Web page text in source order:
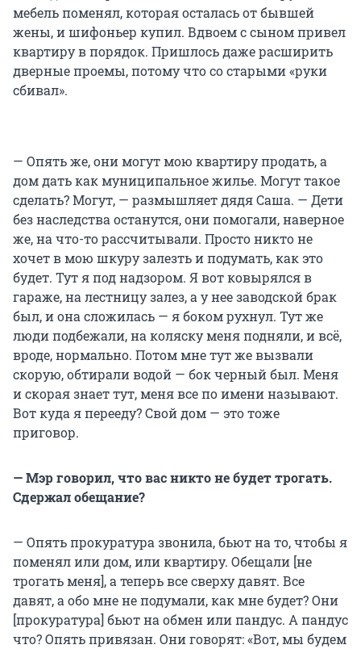
мебель поменял, которая осталась от бывшей
жены, и шифоньер купил. Вдвоем с сыном привел
квартиру в порядок. Пришлось даже расширить
дверные проемы, потому что со старыми «руки
сбивал».
— Опять же, они могут мою квартиру продать, а
дом дать как муниципальное жилье. Могут такое
сделать? Могут, — размышляет дядя Саша. — Дети
без наследства останутся, они помогали, наверное
же, на что-то рассчитывали. Просто никто не
хочет в мою шкуру залезть и подумать, как это
будет. Тут я под надзором. Я вот ковырялся в
гараже, на лестницу залез, а у нее заводской брак
был, и она сложилась — я боком рухнул. Тут же
люди подбежали, на коляску меня подняли, и всё,
вроде, нормально. Потом мне тут же вызвали
скорую, обтирали водой — бок черный был. Меня
и скорая знает тут, меня все по имени называют.
Вот куда я перееду? Свой дом — это тоже
приговор.
— Мэр говорил, что вас никто не будет трогать.
Сдержал обещание?
— Опять прокуратура звонила, бьют на то, чтобы я
поменял или дом, или квартиру. Обещали [не
трогать меня], а теперь все сверху давят. Все
давят, а обо мне не подумали, как мне будет? Они
[прокуратура] бьют на обмен или пандус. А пандус
что? Опять привязан. Они говорят: «Вот, мы будем